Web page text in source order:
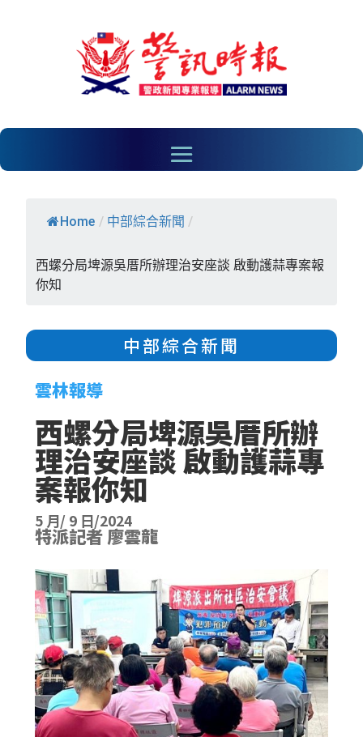
Home / 中部綜合新聞 /
西螺分局埤源吳厝所辦理治安座談 啟動護蒜專案報
你知
中部綜合新聞
雲林報導
西螺分局埤源吳厝所辦
理治安座談 啟動護蒜專
案報你知
5 月/ 9 日/2024
特派記者 廖雲龍